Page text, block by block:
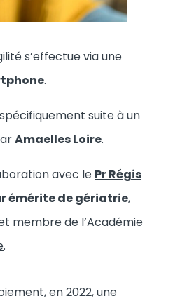
s’effectue via une
.
suite à un
Amaelles Loire.
avec le Pr Régis
émérite de gériatrie,
membre de l’Académie
.
en 2022, une